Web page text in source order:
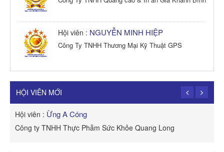
Hội viên : NGUYỄN MINH HIỆP
Công Ty TNHH Thương Mại Kỹ Thuật GPS
Công Ty TNHH Dịch vụ Cuộc Sống Hạnh Phúc
HỘI VIÊN MỚI
Hội viên : Ừng A Cóng
Công ty TNHH Thực Phẫm Sức Khỏe Quang Long